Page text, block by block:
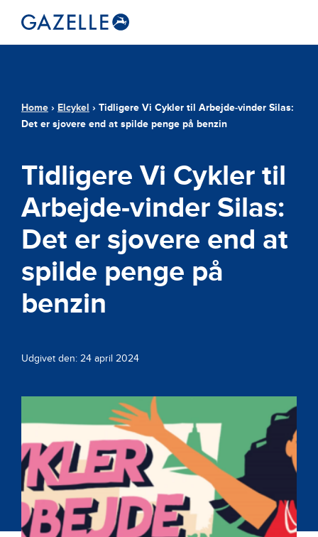
Home › Elcykel › Tidligere Vi Cykler til Arbejde-vinder Silas:
Det er sjovere end at spilde penge på benzin
Tidligere Vi Cykler til
Arbejde-vinder Silas:
Det er sjovere end at
spilde penge på
benzin
Udgivet den: 24 april 2024